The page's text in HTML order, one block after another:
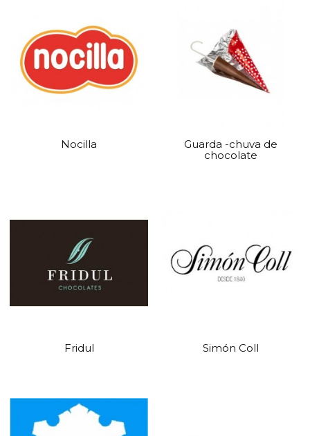
Nocilla
Guarda -chuva de
chocolate
Fridul Simón Coll